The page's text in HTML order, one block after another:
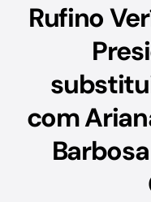
Institucional
Atendimento
Rufino
com